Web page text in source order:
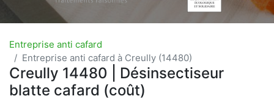
Entreprise anti cafard
Entreprise anti cafard à Creully (14480)
Creully 14480 | Désinsectiseur
blatte cafard (coût)